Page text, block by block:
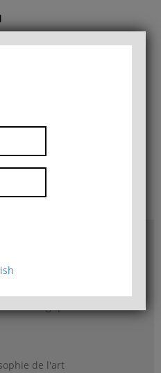
de philosophie
de l'art